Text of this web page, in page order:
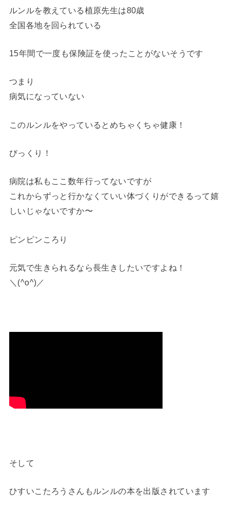
ルンルを教えている植原先生は80歳
全国各地を回られている
15年間で一度も保険証を使ったことがないそうです
つまり
病気になっていない
このルンルをやっているとめちゃくちゃ健康！
びっくり！
病院は私もここ数年行ってないですが
これからずっと行かなくていい体づくりができるって嬉
しいじゃないですか〜
ピンピンころり
元気で生きられるなら長生きしたいですよね！
＼(^o^)／
そして
ひすいこたろうさんもルンルの本を出版されています